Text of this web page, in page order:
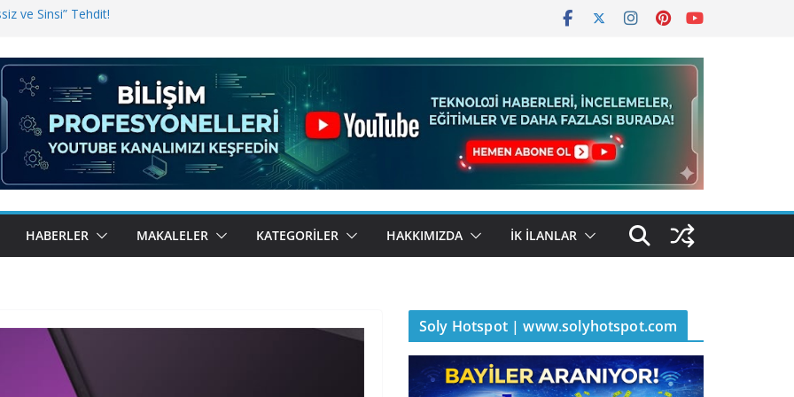
ve Sinsi” Tehdit!
Bugün BulutTahsilat’ta
Kemal Oral Tüm Sorularımızı
HABERLER MAKALELER KATEGORILER HAKKIMIZDA İK İLANLAR
Soly Hotspot | www.solyhotspot.com